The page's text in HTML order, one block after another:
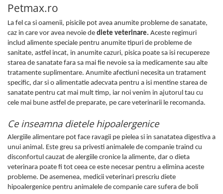
Petmax.ro
La fel ca si oamenii, pisicile pot avea anumite probleme de sanatate,
caz in care vor avea nevoie de diete veterinare. Aceste regimuri
includ alimente speciale pentru anumite tipuri de probleme de
sanitate, astfel incat, in anumite cazuri, pisica poate sa isi recupereze
starea de sanatate fara sa mai fie nevoie sa ia medicamente sau alte
tratamente suplimentare. Anumite afectiuni necesita un tratament
specific, dar si o alimentatie adecvata pentru a isi mentine starea de
sanatate pentru cat mai mult timp, iar noi venim in ajutorul tau cu
cele mai bune astfel de preparate, pe care veterinarii le recomanda.
Ce inseamna dietele hipoalergenice
Alergiile alimentare pot face ravagii pe pielea si in sanatatea digestiva a
unui animal. Este greu sa privesti animalele de companie traind cu
disconfortul cauzat de alergiile cronice la alimente, dar o dieta
veterinara poate fi tot ceea ce este necesar pentru a elimina aceste
probleme. De asemenea, medicii veterinari prescriu diete
hipoalergenice pentru animalele de companie care sufera de boli